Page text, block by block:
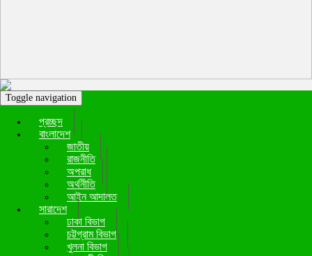
Toggle navigation
প্রচ্ছদ
বাংলাদেশ
জাতীয়
রাজনীতি
অপরাধ
অর্থনীতি
আইন আদালত
সারাদেশ
ঢাকা বিভাগ
চট্টগ্রাম বিভাগ
খুলনা বিভাগ